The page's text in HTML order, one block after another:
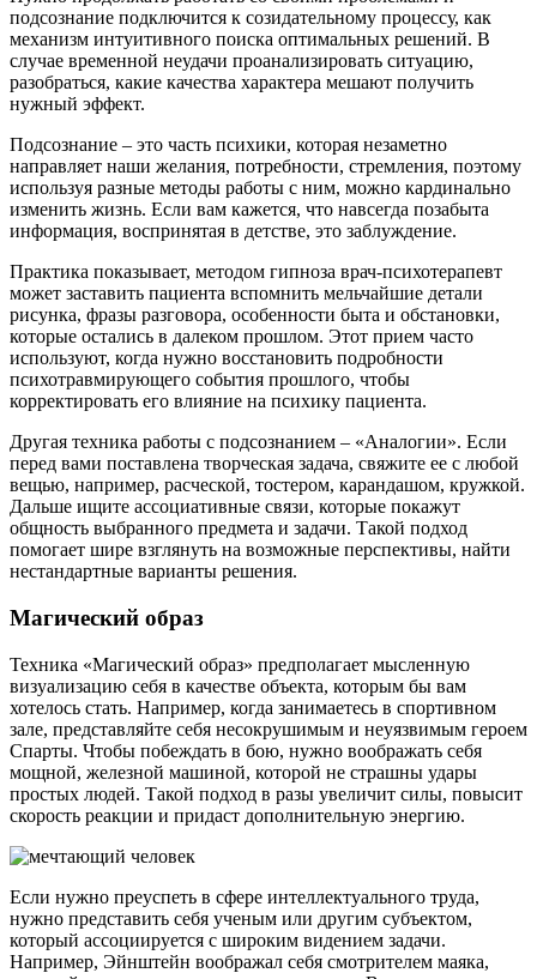
подсознание подключится к созидательному процессу, как
механизм интуитивного поиска оптимальных решений. В
случае временной неудачи проанализировать ситуацию,
разобраться, какие качества характера мешают получить
нужный эффект.
Подсознание – это часть психики, которая незаметно
направляет наши желания, потребности, стремления, поэтому
используя разные методы работы с ним, можно кардинально
изменить жизнь. Если вам кажется, что навсегда позабыта
информация, воспринятая в детстве, это заблуждение.
Практика показывает, методом гипноза врач-психотерапевт
может заставить пациента вспомнить мельчайшие детали
рисунка, фразы разговора, особенности быта и обстановки,
которые остались в далеком прошлом. Этот прием часто
используют, когда нужно восстановить подробности
психотравмирующего события прошлого, чтобы
корректировать его влияние на психику пациента.
Другая техника работы с подсознанием – «Аналогии». Если
перед вами поставлена творческая задача, свяжите ее с любой
вещью, например, расческой, тостером, карандашом, кружкой.
Дальше ищите ассоциативные связи, которые покажут
общность выбранного предмета и задачи. Такой подход
помогает шире взглянуть на возможные перспективы, найти
нестандартные варианты решения.
Магический образ
Техника «Магический образ» предполагает мысленную
визуализацию себя в качестве объекта, которым бы вам
хотелось стать. Например, когда занимаетесь в спортивном
зале, представляйте себя несокрушимым и неуязвимым героем
Спарты. Чтобы побеждать в бою, нужно воображать себя
мощной, железной машиной, которой не страшны удары
простых людей. Такой подход в разы увеличит силы, повысит
скорость реакции и придаст дополнительную энергию.
Если нужно преуспеть в сфере интеллектуального труда,
нужно представить себя ученым или другим субъектом,
который ассоциируется с широким видением задачи.
Например, Эйнштейн воображал себя смотрителем маяка,